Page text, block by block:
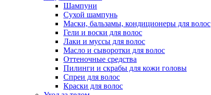
Шампуни
Сухой шампунь
Маски, бальзамы, кондиционеры для волос
Гели и воски для волос
Лаки и муссы для волос
Масло и сыворотки для волос
Оттеночные средства
Пилинги и скрабы для кожи головы
Спреи для волос
Краски для волос